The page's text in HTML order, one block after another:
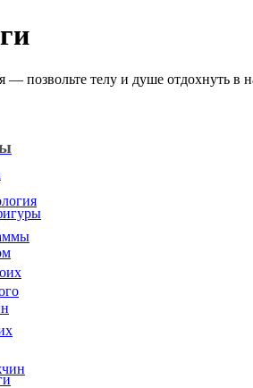
— позвольте телу и душе отдохнуть в